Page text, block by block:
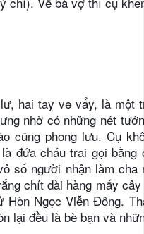
hai tay ve vẩy, là một
nhờ có những nét
cũng phong lưu. Cụ
đứa cháu trai gọi bằng
số người nhận làm
chít dài hàng mấy
Ngọc Viễn Đông.
lại đều là bè bạn và